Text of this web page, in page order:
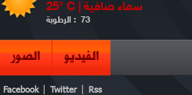
25° C | سماء صافية
الرطوبة : 73
الفيديو الصور
Facebook Twitter Rss